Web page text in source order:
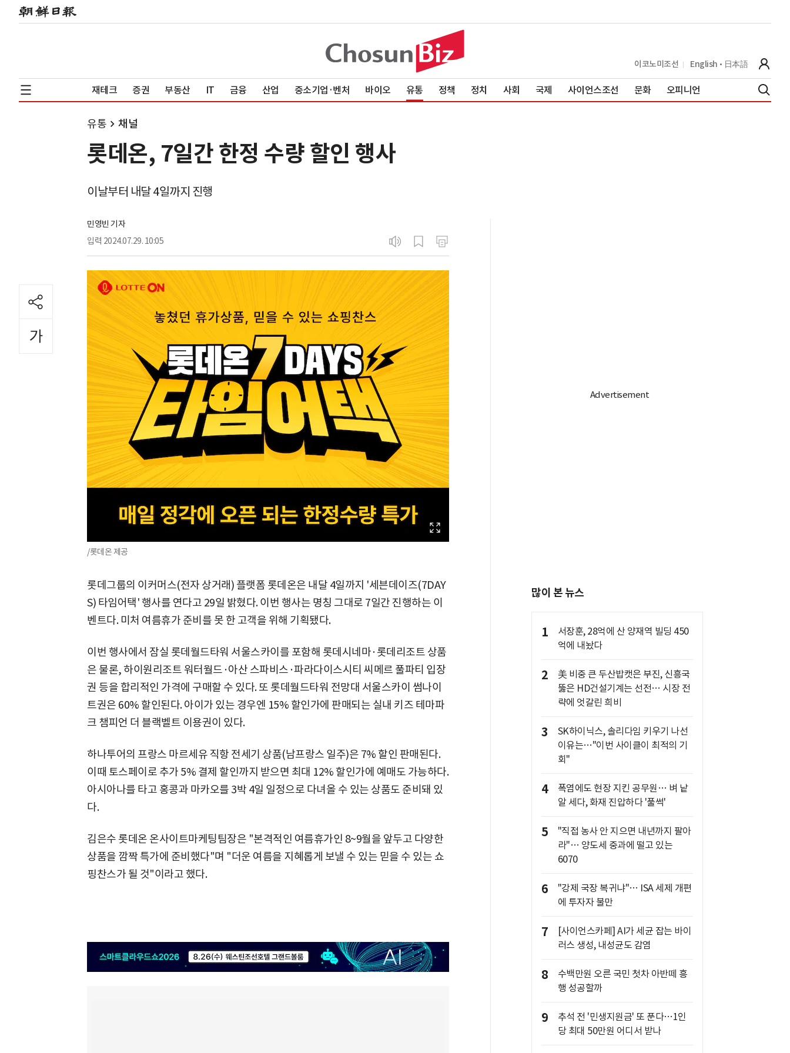
이코노미조선 English 日本語
재테크 증권 부동산 IT 금융 산업 중소기업·벤처 바이오 유통 정책 정치 사회 국제 사이언스조선 문화 오피니언
유통 채널
롯데온, 7일간 한정 수량 할인 행사
이날부터 내달 4일까지 진행
민영빈 기자
입력 2024.07.29. 10:05
/롯데온 제공
롯데그룹의 이커머스(전자 상거래) 플랫폼 롯데온은 내달 4일까지 '세븐데이즈(7DAY
S) 타임어택' 행사를 연다고 29일 밝혔다. 이번 행사는 명칭 그대로 7일간 진행하는 이
벤트다. 미처 여름휴가 준비를 못 한 고객을 위해 기획됐다.
이번 행사에서 잠실 롯데월드타워 서울스카이를 포함해 롯데시네마·롯데리조트 상품
은 물론, 하이원리조트 워터월드·아산 스파비스·파라다이스시티 씨메르 풀파티 입장
권 등을 합리적인 가격에 구매할 수 있다. 또 롯데월드타워 전망대 서울스카이 썸나이
트권은 60% 할인된다. 아이가 있는 경우엔 15% 할인가에 판매되는 실내 키즈 테마파
크 챔피언 더 블랙벨트 이용권이 있다.
하나투어의 프랑스 마르세유 직항 전세기 상품(남프랑스 일주)은 7% 할인 판매된다.
이때 토스페이로 추가 5% 결제 할인까지 받으면 최대 12% 할인가에 예매도 가능하다.
아시아나를 타고 홍콩과 마카오를 3박 4일 일정으로 다녀올 수 있는 상품도 준비돼 있
다.
김은수 롯데온 온사이트마케팅팀장은 "본격적인 여름휴가인 8~9월을 앞두고 다양한
상품을 깜짝 특가에 준비했다"며 "더운 여름을 지혜롭게 보낼 수 있는 믿을 수 있는 쇼
핑찬스가 될 것"이라고 했다.
많이 본 뉴스
1
서장훈, 28억에 산 양재역 빌딩 450
억에 내놨다
2
美 비중 큰 두산밥캣은 부진, 신흥국
뚫은 HD건설기계는 선전… 시장 전
략에 엇갈린 희비
3
SK하이닉스, 솔리다임 키우기 나선
이유는…"이번 사이클이 최적의 기
회"
4
폭염에도 현장 지킨 공무원… 벼 낱
알 세다, 화재 진압하다 '풀썩'
5
"직접 농사 안 지으면 내년까지 팔아
라"… 양도세 중과에 떨고 있는
6070
6
"강제 국장 복귀냐"… ISA 세제 개편
에 투자자 불만
7
[사이언스카페] AI가 세균 잡는 바이
러스 생성, 내성균도 감염
8
수백만원 오른 국민 첫차 아반떼 흥
행 성공할까
9
추석 전 '민생지원금' 또 푼다…1인
당 최대 50만원 어디서 받나